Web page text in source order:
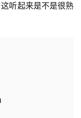
听起来是不是很熟